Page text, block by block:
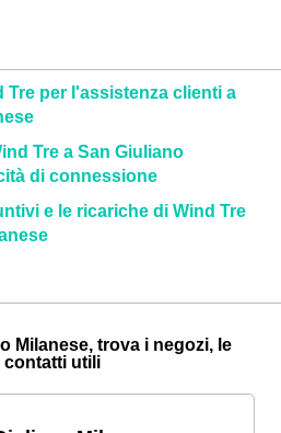
Tre per l'assistenza clienti a
Tre a San Giuliano
di connessione
e le ricariche di Wind Tre
Milanese, trova i negozi, le
contatti utili